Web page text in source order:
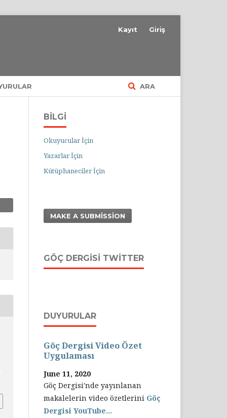
ARA
Kayıt Giriş
BILGI
Okuyucular İçin
Yazarlar İçin
Kütüphaneciler İçin
MAKE A SUBMISSION
GÖÇ DERGISI TWITTER
DUYURULAR
Göç Dergisi Video Özet
Uygulaması
June 11, 2020
Göç Dergisi'nde yayınlanan
makalelerin video özetlerini Göç
Dergisi YouTube...